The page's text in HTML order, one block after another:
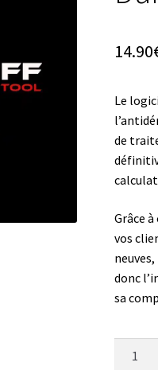
14.90
Le
de
Grâce
vos
donc
sa